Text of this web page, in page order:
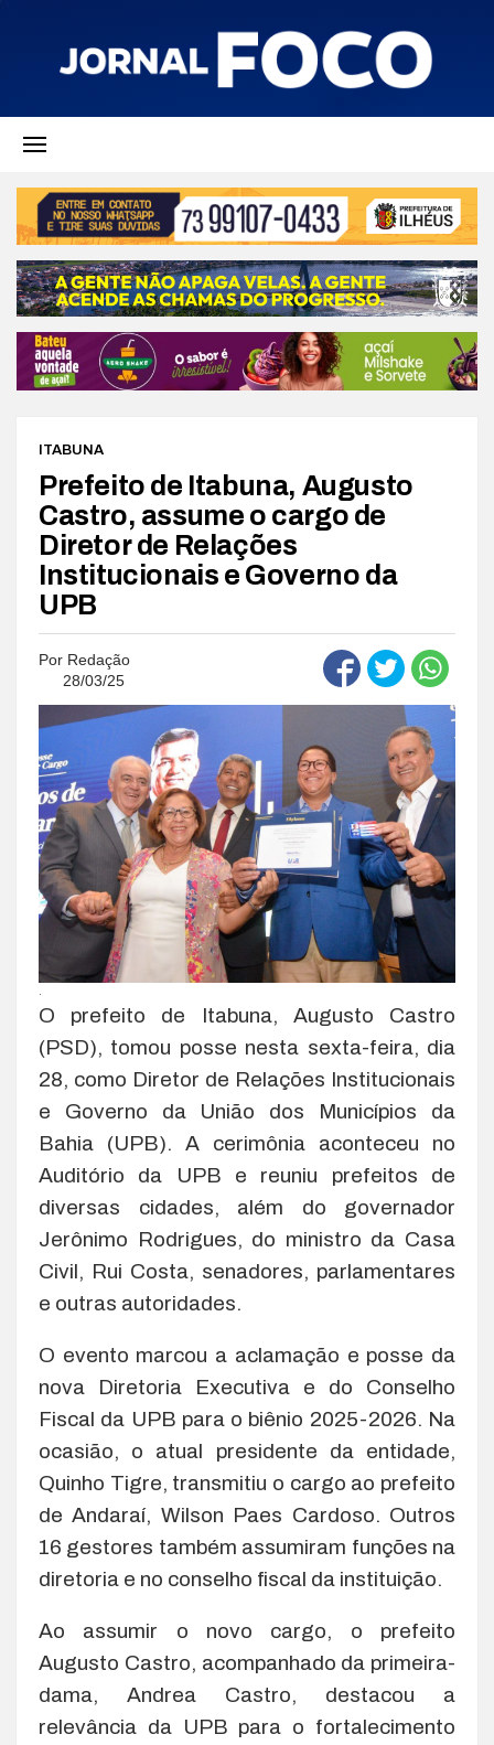
ITABUNA
Prefeito de Itabuna, Augusto
Castro, assume o cargo de
Diretor de Relações
Institucionais e Governo da
UPB
Por Redação
28/03/25
O prefeito de Itabuna, Augusto Castro
(PSD), tomou posse nesta sexta-feira, dia
28, como Diretor de Relações Institucionais
e Governo da União dos Municípios da
Bahia (UPB). A cerimônia aconteceu no
Auditório da UPB e reuniu prefeitos de
diversas cidades, além do governador
Jerônimo Rodrigues, do ministro da Casa
Civil, Rui Costa, senadores, parlamentares
e outras autoridades.
O evento marcou a aclamação e posse da
nova Diretoria Executiva e do Conselho
Fiscal da UPB para o biênio 2025-2026. Na
ocasião, o atual presidente da entidade,
Quinho Tigre, transmitiu o cargo ao prefeito
de Andaraí, Wilson Paes Cardoso. Outros
16 gestores também assumiram funções na
diretoria e no conselho fiscal da instituição.
Ao assumir o novo cargo, o prefeito
Augusto Castro, acompanhado da primeira-
dama, Andrea Castro, destacou a
relevância da UPB para o fortalecimento